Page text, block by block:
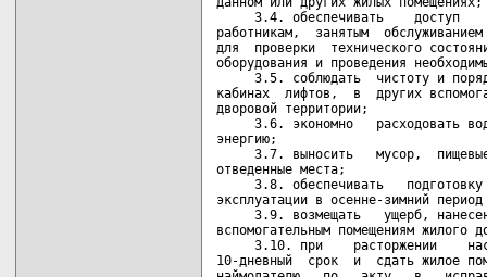
3.4. обеспечивать    доступ
работникам,  занятым
для  проверки  технического
оборудования и проведения
3.5. соблюдать  чистоту и
кабинах  лифтов,  в  других
дворовой территории;
3.6. экономно   расходовать
энергию;
3.7. выносить   мусор,
отведенные места;
3.8. обеспечивать
эксплуатации в осенне-зимний
3.9. возмещать   ущерб,
вспомогательным помещениям жилого
3.10. при    расторжении
10-дневный  срок  и  сдать жилое